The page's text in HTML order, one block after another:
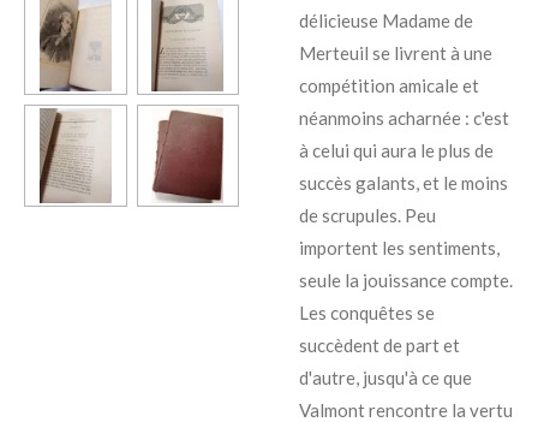
délicieuse Madame de
Merteuil se livrent à une
compétition amicale et
néanmoins acharnée : c'est
à celui qui aura le plus de
succès galants, et le moins
de scrupules. Peu
importent les sentiments,
seule la jouissance compte.
Les conquêtes se
succèdent de part et
d'autre, jusqu'à ce que
Valmont rencontre la vertu